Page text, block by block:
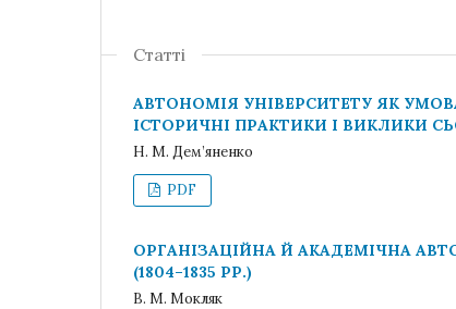
Статті
АВТОНОМІЯ УНІВЕРСИТЕТУ ЯК
ІСТОРИЧНІ ПРАКТИКИ І ВИКЛИКИ
Н. М. Дем’яненко
PDF
ОРГАНІЗАЦІЙНА Й АКАДЕМІЧНА
(1804–1835 РР.)
В. М. Мокляк